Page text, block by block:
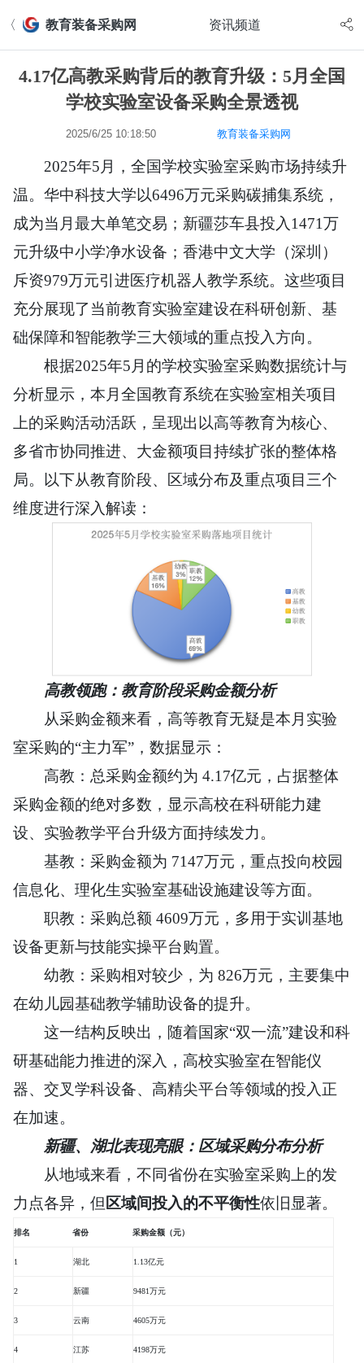
〈 教育装备采购网 资讯频道
4.17亿高教采购背后的教育升级：5月全国
学校实验室设备采购全景透视
2025/6/25 10:18:50 教育装备采购网
2025年5月，全国学校实验室采购市场持续升
温。华中科技大学以6496万元采购碳捕集系统，
成为当月最大单笔交易；新疆莎车县投入1471万
元升级中小学净水设备；香港中文大学（深圳）
斥资979万元引进医疗机器人教学系统。这些项目
充分展现了当前教育实验室建设在科研创新、基
础保障和智能教学三大领域的重点投入方向。
根据2025年5月的学校实验室采购数据统计与
分析显示，本月全国教育系统在实验室相关项目
上的采购活动活跃，呈现出以高等教育为核心、
多省市协同推进、大金额项目持续扩张的整体格
局。以下从教育阶段、区域分布及重点项目三个
维度进行深入解读：
高教领跑：教育阶段采购金额分析
从采购金额来看，高等教育无疑是本月实验
室采购的“主力军”，数据显示：
高教：总采购金额约为 4.17亿元，占据整体
采购金额的绝对多数，显示高校在科研能力建
设、实验教学平台升级方面持续发力。
基教：采购金额为 7147万元，重点投向校园
信息化、理化生实验室基础设施建设等方面。
职教：采购总额 4609万元，多用于实训基地
设备更新与技能实操平台购置。
幼教：采购相对较少，为 826万元，主要集中
在幼儿园基础教学辅助设备的提升。
这一结构反映出，随着国家“双一流”建设和科
研基础能力推进的深入，高校实验室在智能仪
器、交叉学科设备、高精尖平台等领域的投入正
在加速。
新疆、湖北表现亮眼：区域采购分布分析
从地域来看，不同省份在实验室采购上的发
力点各异，但 区域间投入的不平衡性依旧显著。
排名 省份 采购金额（元）
1 湖北 1.13亿元
2 新疆 9481万元
3 云南 4605万元
4 江苏 4198万元